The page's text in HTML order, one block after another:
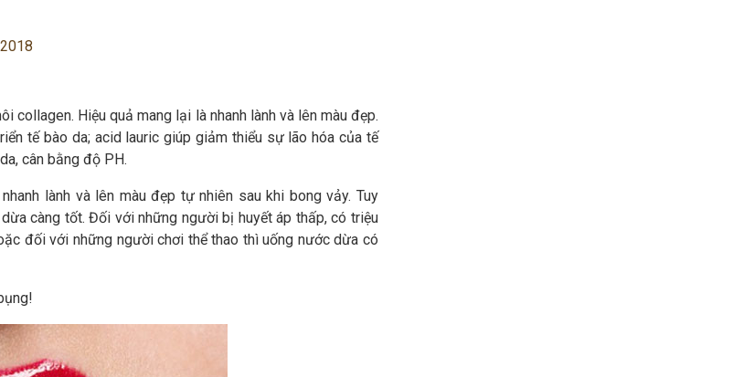
collagen. Hiệu quả mang lại là nhanh lành và lên màu đẹp.
tế bào da; acid lauric giúp giảm thiểu sự lão hóa của tế
cân bằng độ PH.
lành và lên màu đẹp tự nhiên sau khi bong vảy. Tuy
càng tốt. Đối với những người bị huyết áp thấp, có triệu
đối với những người chơi thể thao thì uống nước dừa có